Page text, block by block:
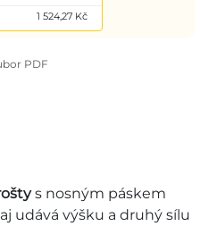
1 524,27 Kč
PDF
s nosným páskem
udává výšku a druhý sílu